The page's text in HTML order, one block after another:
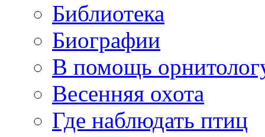
Библиотека
Биографии
В помощь
Весенняя охота
Где наблюдать птиц